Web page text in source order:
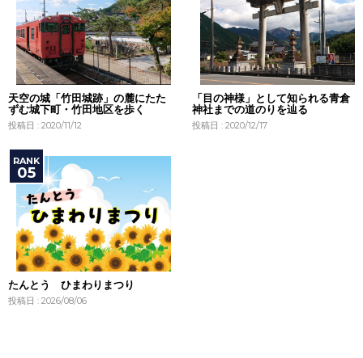
天空の城「竹田城跡」の麓にたた
ずむ城下町・竹田地区を歩く
投稿日 : 2020/11/12
「目の神様」として知られる青倉
神社までの道のりを辿る
投稿日 : 2020/12/17
たんとう ひまわりまつり
投稿日 : 2026/08/06